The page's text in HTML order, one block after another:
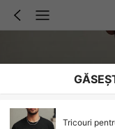
Tricouri